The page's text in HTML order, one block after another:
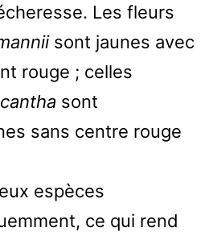
Les fleurs
sont jaunes avec
rouge ; celles
sont
sans centre rouge
espèces
ce qui rend